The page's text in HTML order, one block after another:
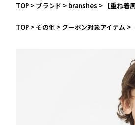
TOP > ブランド > branshes > 【重ね着
TOP > その他 > クーポン対象アイテム >